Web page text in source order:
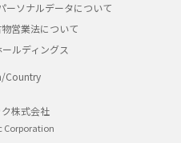
ーソナルデータについて
営業法について
ルディングス
Country
株式会社
Corporation